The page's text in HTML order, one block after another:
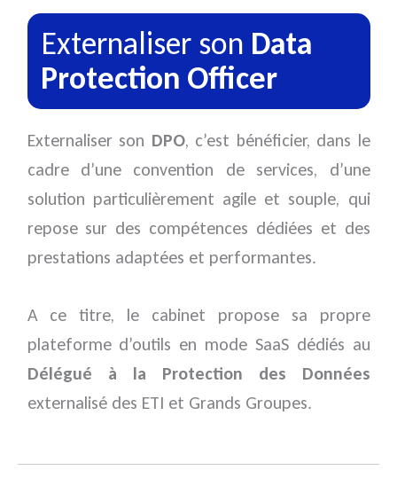
Externaliser son Data
Protection Officer
Externaliser son DPO, c’est bénéficier, dans le
cadre d’une convention de services, d’une
solution particulièrement agile et souple, qui
repose sur des compétences dédiées et des
prestations adaptées et performantes.
A ce titre, le cabinet propose sa propre
plateforme d’outils en mode SaaS dédiés au
Délégué à la Protection des Données
externalisé des ETI et Grands Groupes.